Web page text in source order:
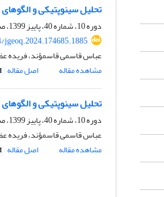
تحلیل سینوپتیکی و
دوره 10، شماره 40، پاییز 1399، صفحه
jgeoq.2024.174685.1885
عباس قاسمی قاسمؤند، فریده
مشاهده مقاله
اصل مقاله
تحلیل سینوپتیکی و
دوره 10، شماره 40، پاییز 1399، صفحه
عباس قاسمی قاسمؤند، فریده
مشاهده مقاله
اصل مقاله